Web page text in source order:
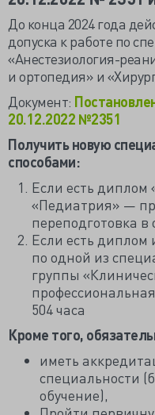
До конца 2024 года
допуска к работе по
«Анестезиология-
и ортопедия» и
Документ:
20.12.2022 №2351
Получить новую
способами:
Если есть диплом
«Педиатрия» —
переподготовка в
Если есть
по одной из
группы
504 часа
Кроме того,
иметь
специальности
обучение),